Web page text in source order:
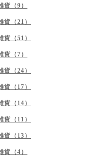
貨（9）
貨（21）
貨（51）
貨（7）
貨（24）
貨（17）
貨（14）
貨（11）
貨（13）
貨（4）